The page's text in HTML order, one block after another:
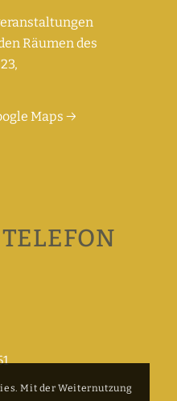
Räumen des
Maps →
Mit der Weiternutzung